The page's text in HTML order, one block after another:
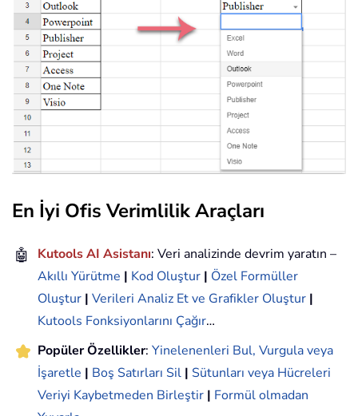
En İyi Ofis Verimlilik Araçları
🤖 Kutools AI Asistanı: Veri analizinde devrim yaratın –
Akıllı Yürütme | Kod Oluştur | Özel Formüller
Oluştur | Verileri Analiz Et ve Grafikler Oluştur |
Kutools Fonksiyonlarını Çağır…
Popüler Özellikler: Yinelenenleri Bul, Vurgula veya
İşaretle | Boş Satırları Sil | Sütunları veya Hücreleri
Veriyi Kaybetmeden Birleştir | Formül olmadan